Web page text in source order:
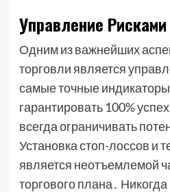
Управление Рисками
Одним из важнейших
торговли является
самые точные индикаторы
гарантировать 100%
всегда ограничивать
Установка стоп-лоссов и
является неотъемлемой
торгового плана․